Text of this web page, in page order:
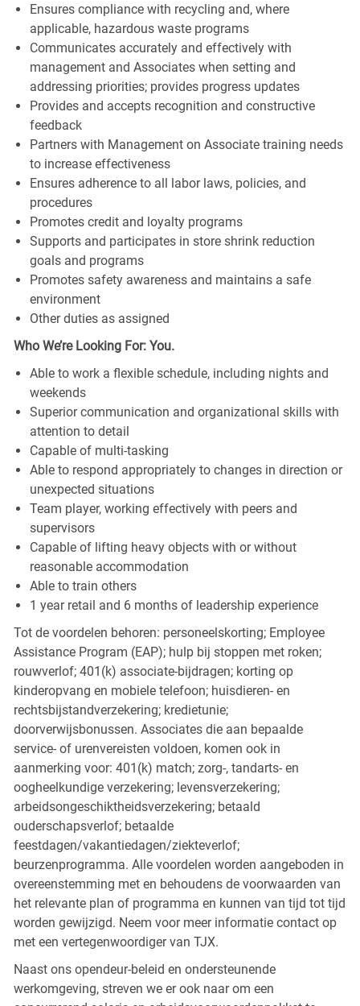
Ensures compliance with recycling and, where
applicable, hazardous waste programs
Communicates accurately and effectively with
management and Associates when setting and
addressing priorities; provides progress updates
Provides and accepts recognition and constructive
feedback
Partners with Management on Associate training needs
to increase effectiveness
Ensures adherence to all labor laws, policies, and
procedures
Promotes credit and loyalty programs
Supports and participates in store shrink reduction
goals and programs
Promotes safety awareness and maintains a safe
environment
Other duties as assigned
Who We’re Looking For: You.
Able to work a flexible schedule, including nights and
weekends
Superior communication and organizational skills with
attention to detail
Capable of multi-tasking
Able to respond appropriately to changes in direction or
unexpected situations
Team player, working effectively with peers and
supervisors
Capable of lifting heavy objects with or without
reasonable accommodation
Able to train others
1 year retail and 6 months of leadership experience
Tot de voordelen behoren: personeelskorting; Employee
Assistance Program (EAP); hulp bij stoppen met roken;
rouwverlof; 401(k) associate-bijdragen; korting op
kinderopvang en mobiele telefoon; huisdieren- en
rechtsbijstandverzekering; kredietunie;
doorverwijsbonussen. Associates die aan bepaalde
service- of urenvereisten voldoen, komen ook in
aanmerking voor: 401(k) match; zorg-, tandarts- en
oogheelkundige verzekering; levensverzekering;
arbeidsongeschiktheidsverzekering; betaald
ouderschapsverlof; betaalde
feestdagen/vakantiedagen/ziekteverlof;
beurzenprogramma. Alle voordelen worden aangeboden in
overeenstemming met en behoudens de voorwaarden van
het relevante plan of programma en kunnen van tijd tot tijd
worden gewijzigd. Neem voor meer informatie contact op
met een vertegenwoordiger van TJX.
Naast ons opendeur-beleid en ondersteunende
werkomgeving, streven we er ook naar om een